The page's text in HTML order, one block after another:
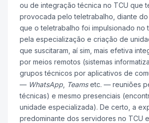
ou de integração técnica no TCU que
provocada pelo teletrabalho, diante
que o teletrabalho foi impulsionado no
pela especialização e criação de
que suscitaram, aí sim, mais efetiva
por meios remotos (sistemas
grupos técnicos por aplicativos de
— WhatsApp Teamsetc. — reuniões
técnicas) e mesmo presenciais
unidade especializada). De certo, a
predominante dos servidores no TCU